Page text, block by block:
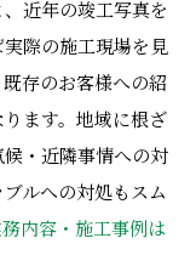
近年の竣工写真を
際の施工現場を見
存のお客様への紹
ます。地域に根ざ
・近隣事情への対
ルへの対処もスム
務内容・施工事例は